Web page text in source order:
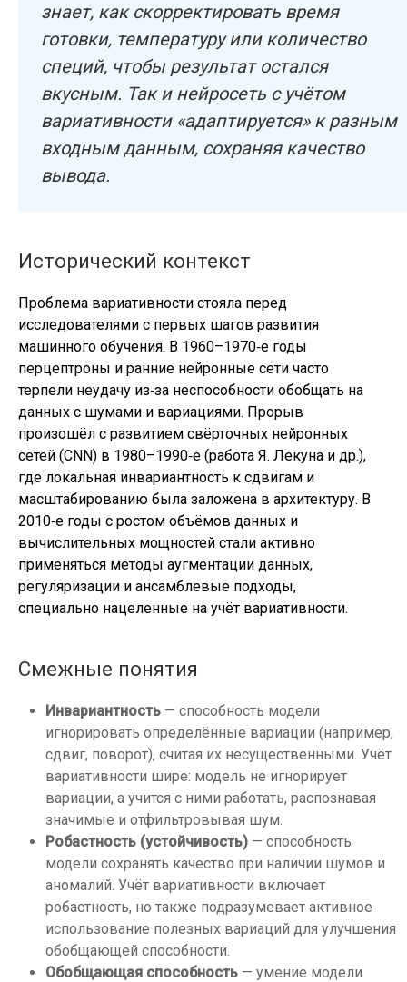
знает, как скорректировать время
готовки, температуру или количество
специй, чтобы результат остался
вкусным. Так и нейросеть с учётом
вариативности «адаптируется» к разным
входным данным, сохраняя качество
вывода.
Исторический контекст
Проблема вариативности стояла перед
исследователями с первых шагов развития
машинного обучения. В 1960–1970‑е годы
перцептроны и ранние нейронные сети часто
терпели неудачу из‑за неспособности обобщать на
данных с шумами и вариациями. Прорыв
произошёл с развитием свёрточных нейронных
сетей (CNN) в 1980–1990‑е (работа Я. Лекуна и др.),
где локальная инвариантность к сдвигам и
масштабированию была заложена в архитектуру. В
2010‑е годы с ростом объёмов данных и
вычислительных мощностей стали активно
применяться методы аугментации данных,
регуляризации и ансамблевые подходы,
специально нацеленные на учёт вариативности.
Смежные понятия
Инвариантность — способность модели
игнорировать определённые вариации (например,
сдвиг, поворот), считая их несущественными. Учёт
вариативности шире: модель не игнорирует
вариации, а учится с ними работать, распознавая
значимые и отфильтровывая шум.
Робастность (устойчивость) — способность
модели сохранять качество при наличии шумов и
аномалий. Учёт вариативности включает
робастность, но также подразумевает активное
использование полезных вариаций для улучшения
обобщающей способности.
Обобщающая способность — умение модели